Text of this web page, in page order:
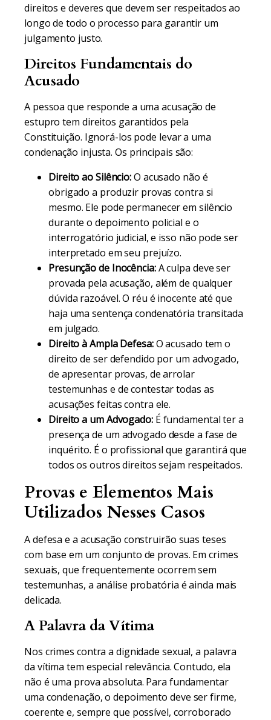
direitos e deveres que devem ser respeitados ao
longo de todo o processo para garantir um
julgamento justo.
Direitos Fundamentais do
Acusado
A pessoa que responde a uma acusação de
estupro tem direitos garantidos pela
Constituição. Ignorá-los pode levar a uma
condenação injusta. Os principais são:
Direito ao Silêncio:O acusado não é
obrigado a produzir provas contra si
mesmo. Ele pode permanecer em silêncio
durante o depoimento policial e o
interrogatório judicial, e isso não pode ser
interpretado em seu prejuízo.
Presunção de Inocência:A culpa deve ser
provada pela acusação, além de qualquer
dúvida razoável. O réu é inocente até que
haja uma sentença condenatória transitada
em julgado.
Direito à Ampla Defesa:O acusado tem o
direito de ser defendido por um advogado,
de apresentar provas, de arrolar
testemunhas e de contestar todas as
acusações feitas contra ele.
Direito a um Advogado:É fundamental ter a
presença de um advogado desde a fase de
inquérito. É o profissional que garantirá que
todos os outros direitos sejam respeitados.
Provas e Elementos Mais
Utilizados Nesses Casos
A defesa e a acusação construirão suas teses
com base em um conjunto de provas. Em crimes
sexuais, que frequentemente ocorrem sem
testemunhas, a análise probatória é ainda mais
delicada.
A Palavra da Vítima
Nos crimes contra a dignidade sexual, a palavra
da vítima tem especial relevância. Contudo, ela
não é uma prova absoluta. Para fundamentar
uma condenação, o depoimento deve ser firme,
coerente e, sempre que possível, corroborado